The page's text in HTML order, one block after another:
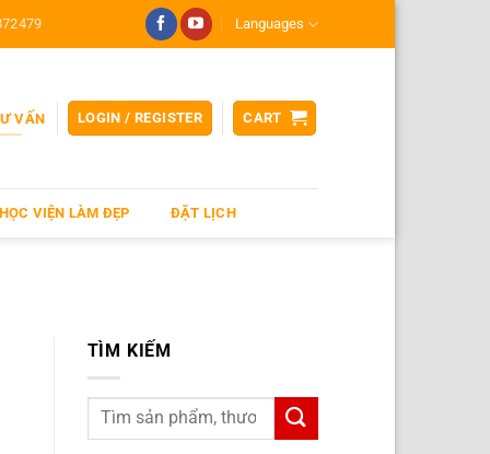
Languages
VẤN LOGIN / REGISTER CART
HỌC VIỆN LÀM ĐẸP ĐẶT LỊCH
TÌM KIẾM